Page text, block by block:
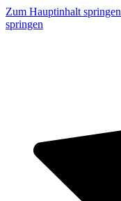
Zum Hauptinhalt springen
springen